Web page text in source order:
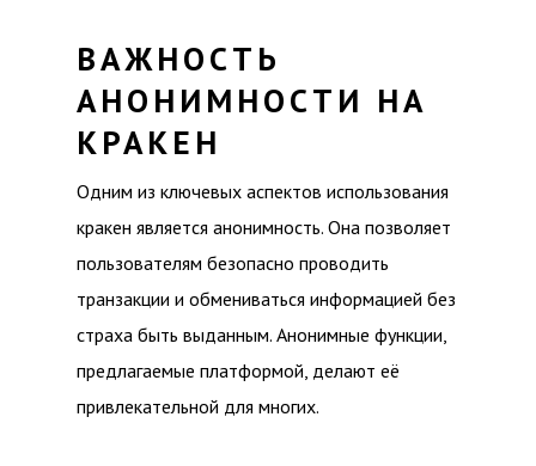
ВАЖНОСТЬ
АНОНИМНОСТИ НА
КРАКЕН
Одним из ключевых аспектов использования
кракен является анонимность. Она позволяет
пользователям безопасно проводить
транзакции и обмениваться информацией без
страха быть выданным. Анонимные функции,
предлагаемые платформой, делают её
привлекательной для многих.